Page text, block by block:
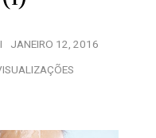
JANEIRO 12, 2016